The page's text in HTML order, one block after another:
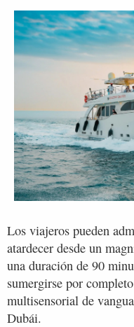
Los viajeros pueden
atardecer desde un
una duración de 90
sumergirse por
multisensorial de
Dubái.